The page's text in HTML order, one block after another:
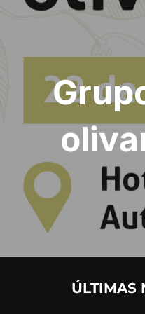
entradas
ÚLTIMAS